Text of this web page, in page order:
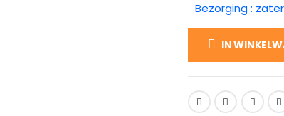
Bezorging :
IN